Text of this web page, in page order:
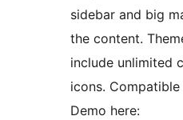
sidebar and big
the content.
include unlimited
icons.
Demo here: